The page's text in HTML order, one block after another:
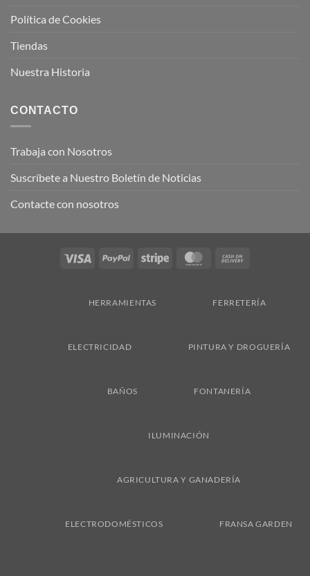
Política de Cookies
Tiendas
Nuestra Historia
CONTACTO
Trabaja con Nosotros
Suscríbete a Nuestro Boletín de Noticias
Contacte con nosotros
Visa PayPal Stripe MasterCard
HERRAMIENTAS FERRETERÍA
ELECTRICIDAD PINTURA Y DROGUERÍA
BAÑOS FONTANERÍA
ILUMINACIÓN
AGRICULTURA Y GANADERÍA
ELECTRODOMÉSTICOS FRANSA GARDEN